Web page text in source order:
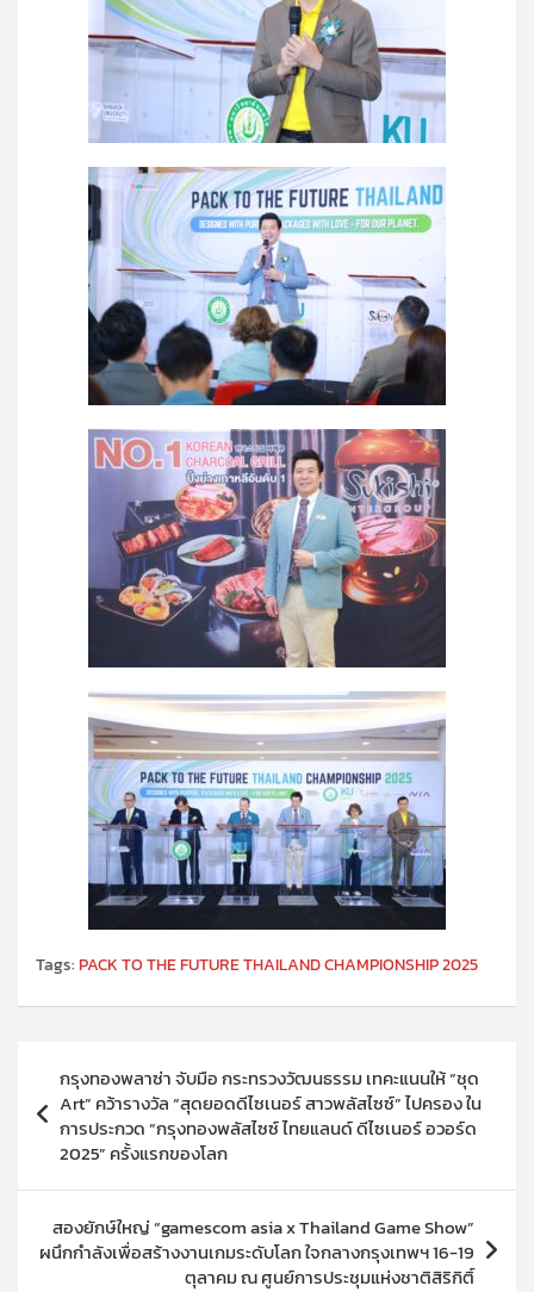
Tags:PACK TO THE FUTURE THAILAND CHAMPIONSHIP 2025
เรื่องกรุงทองพลาซ่า จับมือ กระทรวงวัฒนธรรม เทคะแนนให้ “ชุด
Art” คว้ารางวัล “สุดยอดดีไซเนอร์ สาวพลัสไซซ์” ไปครอง ใน
การประกวด “กรุงทองพลัสไซซ์ ไทยแลนด์ ดีไซเนอร์ อวอร์ด
2025” ครั้งแรกของโลก
สองยักษ์ใหญ่ “gamescom asia x Thailand Game Show”
ผนึกกำลังเพื่อสร้างงานเกมระดับโลก ใจกลางกรุงเทพฯ 16-19
ตุลาคม ณ ศูนย์การประชุมแห่งชาติสิริกิติ์